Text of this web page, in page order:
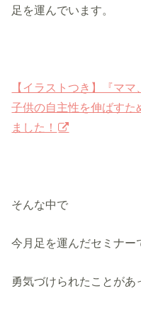
足を運んでいます。
【イラストつき】『マ
子供の自主性を伸ばす
ました！
そんな中で
今月足を運んだセミナー
勇気づけられたことがあ